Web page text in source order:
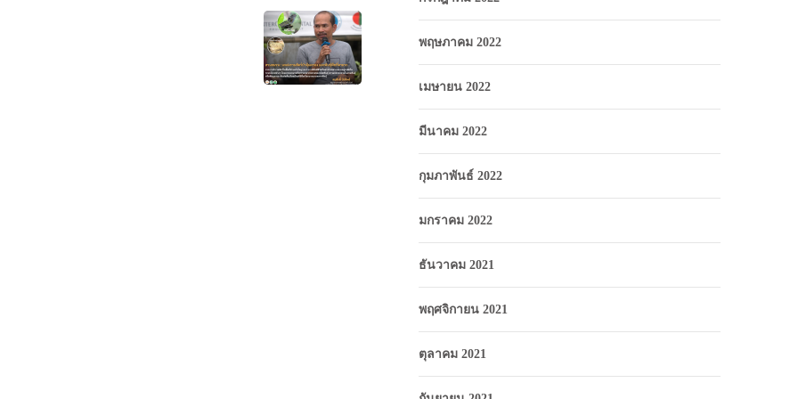
พฤษภาคม 2022
เมษายน 2022
มีนาคม 2022
กุมภาพันธ์ 2022
มกราคม 2022
ธันวาคม 2021
พฤศจิกายน 2021
ตุลาคม 2021